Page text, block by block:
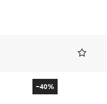
-40%